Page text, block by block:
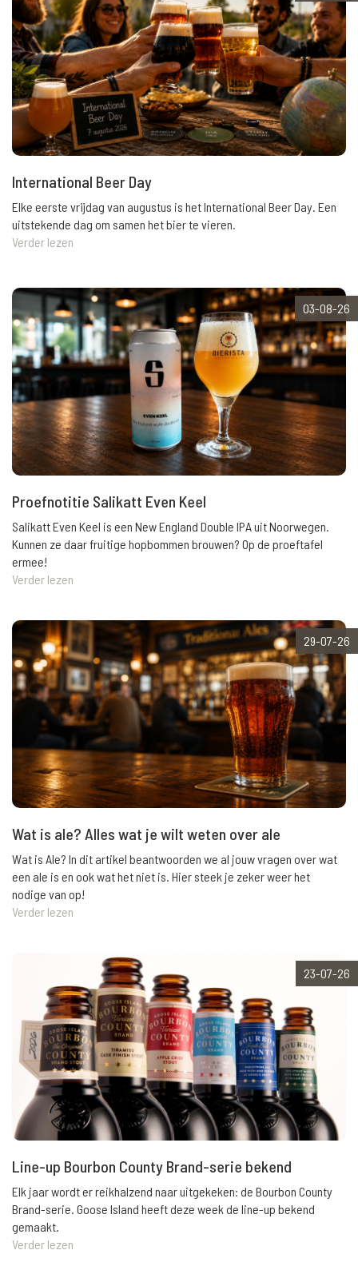
International Beer Day
Elke eerste vrijdag van augustus is het International Beer Day. Een
uitstekende dag om samen het bier te vieren.
Verder lezen
03-08-26
Proefnotitie Salikatt Even Keel
Salikatt Even Keel is een New England Double IPA uit Noorwegen.
Kunnen ze daar fruitige hopbommen brouwen? Op de proeftafel
ermee!
Verder lezen
29-07-26
Wat is ale? Alles wat je wilt weten over ale
Wat is Ale? In dit artikel beantwoorden we al jouw vragen over wat
een ale is en ook wat het niet is. Hier steek je zeker weer het
nodige van op!
Verder lezen
23-07-26
Line-up Bourbon County Brand-serie bekend
Elk jaar wordt er reikhalzend naar uitgekeken: de Bourbon County
Brand-serie. Goose Island heeft deze week de line-up bekend
gemaakt.
Verder lezen